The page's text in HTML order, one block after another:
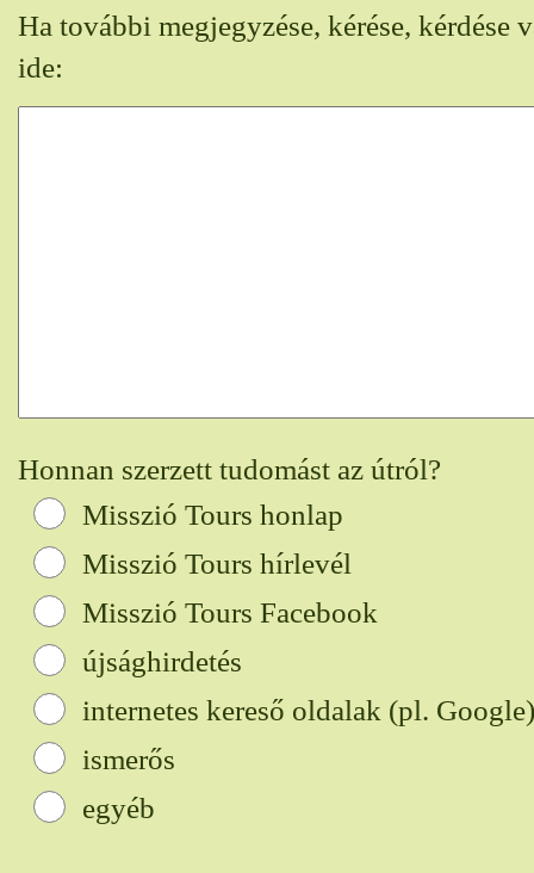
Ha további megjegyzése, kérése, kérdése
ide:
Honnan szerzett tudomást az útról?
Misszió Tours honlap
Misszió Tours hírlevél
Misszió Tours Facebook
újsághirdetés
internetes kereső oldalak (pl. Google)
ismerős
egyéb